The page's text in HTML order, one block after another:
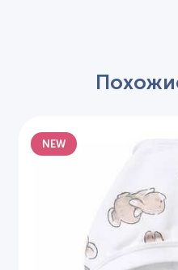
NEW